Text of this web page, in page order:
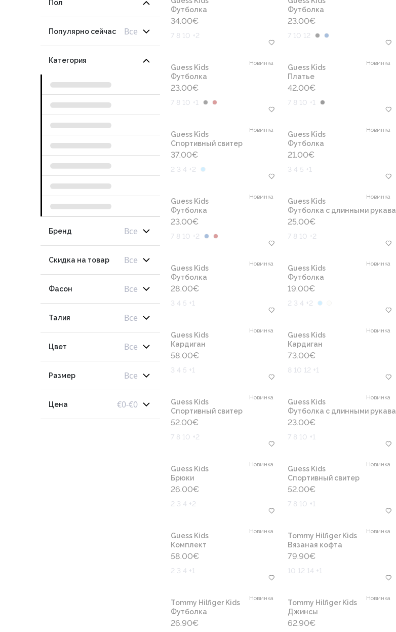
Пол
Популярно сейчас Все
Категория
Бренд Все
Скидка на товар Все
Фасон Все
Талия Все
Цвет Все
Размер Все
Цена €0-€0
Футболка
34.00€
7 8 10 +2
Футболка
23.00€
7 10 12
Новинка
Guess Kids
Футболка
23.00€
7 8 10 +1
Новинка
Guess Kids
Платье
42.00€
7 8 10 +1
Новинка
Guess Kids
Cпортивный свитер
37.00€
2 3 4 +2
Новинка
Guess Kids
Футболка
21.00€
3 4 5 +1
Новинка
Guess Kids
Футболка
23.00€
7 8 10 +2
Новинка
Guess Kids
Футболка с длинными рукавами
25.00€
7 8 10 +2
Новинка
Guess Kids
Футболка
28.00€
3 4 5 +1
Новинка
Guess Kids
Футболка
19.00€
2 3 4 +2
Новинка
Guess Kids
Кардиган
58.00€
3 4 5 +1
Новинка
Guess Kids
Кардиган
73.00€
8 10 12 +1
Новинка
Guess Kids
Cпортивный свитер
52.00€
7 8 10 +2
Новинка
Guess Kids
Футболка с длинными рукавами
23.00€
7 8 10 +1
Новинка
Guess Kids
Брюки
26.00€
2 3 4 +2
Новинка
Guess Kids
Cпортивный свитер
52.00€
7 8 10 +1
Новинка
Guess Kids
Комплект
58.00€
2 3 4 +1
Новинка
Tommy Hilfiger Kids
Вязаная кофта
79.90€
10 12 14 +1
Новинка
Tommy Hilfiger Kids
Футболка
26.90€
Новинка
Tommy Hilfiger Kids
Джинсы
62.90€